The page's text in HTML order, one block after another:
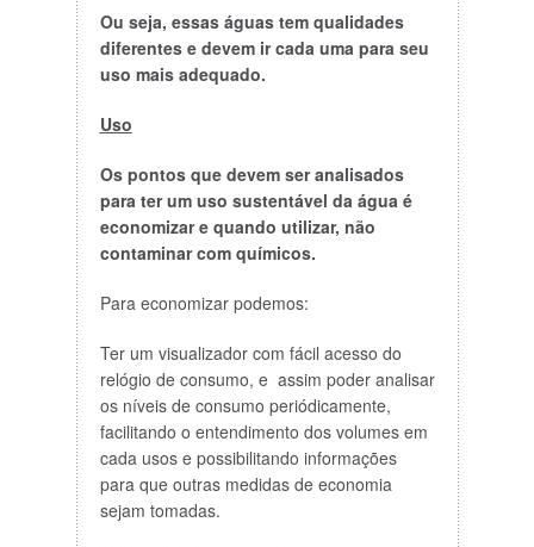
Ou seja, essas águas tem qualidades
diferentes e devem ir cada uma para seu
uso mais adequado.
Uso
Os pontos que devem ser analisados
para ter um uso sustentável da água é
economizar e quando utilizar, não
contaminar com químicos.
Para economizar podemos:
Ter um visualizador com fácil acesso do
relógio de consumo, e assim poder analisar
os níveis de consumo periódicamente,
facilitando o entendimento dos volumes em
cada usos e possibilitando informações
para que outras medidas de economia
sejam tomadas.